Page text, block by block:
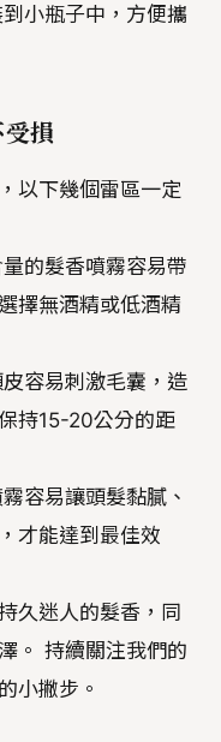
小瓶子中，方便攜
損
以下幾個雷區一定
的髮香噴霧容易帶
擇無酒精或低酒精
容易刺激毛囊，造
持15-20公分的距
容易讓頭髮黏膩、
才能達到最佳效
久迷人的髮香，同
。 持續關注我們的
小撇步。